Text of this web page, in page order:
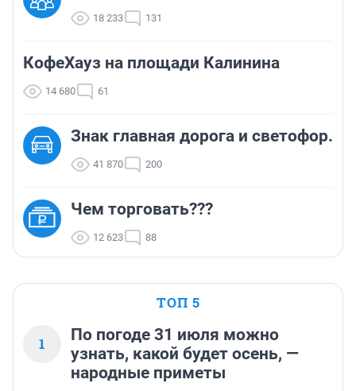
18 233 131
КофеХауз на площади Калинина
14 680 61
Знак главная дорога и светофор.
41 870 200
Чем торговать???
12 623 88
ТОП 5
1
По погоде 31 июля можно
узнать, какой будет осень, —
народные приметы